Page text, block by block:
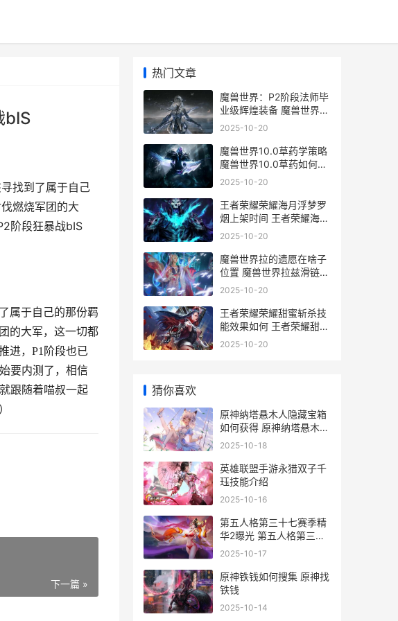
bIS
找到了属于自己
燃烧军团的大
阶段狂暴战bIS
属于自己的那份羁
的大军，这一切都
进，P1阶段也已
要内测了，相信
跟随着喵叔一起
下一篇 »
热门文章
魔兽世界：P2阶段法师毕
业级辉煌装备 魔兽世界
P2阶段狂暴战bIS
2025-10-20
魔兽世界10.0草药学策略
魔兽世界10.0草药如何处
理
2025-10-20
王者荣耀荣耀海月浮梦罗
烟上架时间 王者荣耀海滩
系列
2025-10-20
魔兽世界拉的遗愿在啥子
位置 魔兽世界拉兹滑链在
哪里
2025-10-20
王者荣耀荣耀甜蜜斩杀技
能效果如何 王者荣耀甜美
长什么样子
2025-10-20
猜你喜欢
原神纳塔悬木人隐藏宝箱
如何获得 原神纳塔悬木人
珍贵华丽宝箱位置
2025-10-18
英雄联盟手游永猎双子千
珏技能介绍
2025-10-16
第五人格第三十七赛季精
华2曝光 第五人格第三十
八赛季精华3皮肤
2025-10-17
原神铁钱如何搜集 原神找
铁钱
2025-10-14